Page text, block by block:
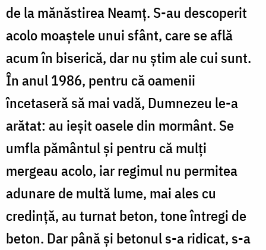
de la mănăstirea Neamţ. S-au descoperit
acolo moaştele unui sfânt, care se află
acum în biserică, dar nu ştim ale cui sunt.
În anul 1986, pentru că oamenii
încetaseră să mai vadă, Dumnezeu le-a
arătat: au ieşit oasele din mormânt. Se
umfla pământul şi pentru că mulţi
mergeau acolo, iar regimul nu permitea
adunare de multă lume, mai ales cu
credinţă, au turnat beton, tone întregi de
beton. Dar până şi betonul s-a ridicat, s-a